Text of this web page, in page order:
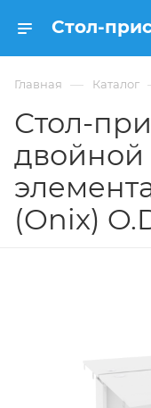
Главная — Каталог
Стол-
(Onix)